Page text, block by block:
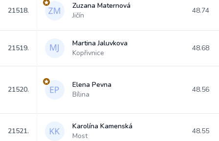
21518.
Zuzana Maternová
Jičín
48.74
21519.
Martina Jaluvkova
Kopřivnice
48.68
21520.
Elena Pevna
Bílina
48.56
21521.
Karolína Kamenská
Most
48.55